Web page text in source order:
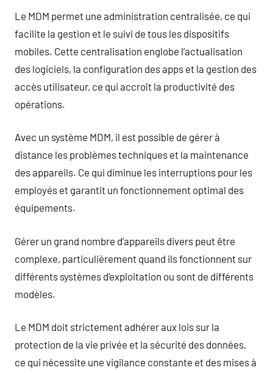
Le MDM permet une administration centralisée, ce qui
facilite la gestion et le suivi de tous les dispositifs
mobiles. Cette centralisation englobe l’actualisation
des logiciels, la configuration des apps et la gestion des
accès utilisateur, ce qui accroît la productivité des
opérations.
Avec un système MDM, il est possible de gérer à
distance les problèmes techniques et la maintenance
des appareils. Ce qui diminue les interruptions pour les
employés et garantit un fonctionnement optimal des
équipements.
Gérer un grand nombre d’appareils divers peut être
complexe, particulièrement quand ils fonctionnent sur
différents systèmes d’exploitation ou sont de différents
modèles.
Le MDM doit strictement adhérer aux lois sur la
protection de la vie privée et la sécurité des données,
ce qui nécessite une vigilance constante et des mises à